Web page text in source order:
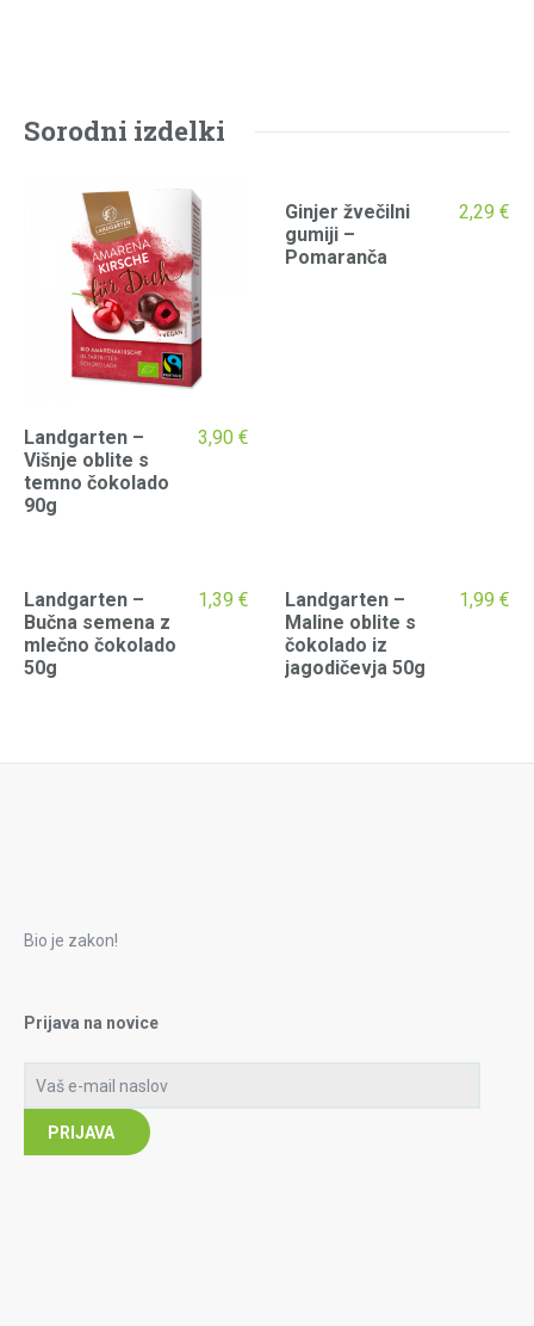
Sorodni izdelki
Landgarten –
Višnje oblite s
temno čokolado
90g
3,90 €
Ginjer žvečilni
gumiji –
Pomaranča
2,29 €
Landgarten –
Bučna semena z
mlečno čokolado
50g
1,39 €
Landgarten –
Maline oblite s
čokolado iz
jagodičevja 50g
1,99 €
Bio je zakon!
Prijava na novice